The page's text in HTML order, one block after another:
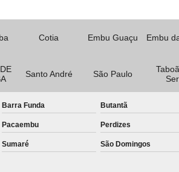
Cotia Embu Guaçu Embu
Santo André São Paulo
Barra Funda Butantã
Pacaembu Perdizes
Sumaré São Domingos